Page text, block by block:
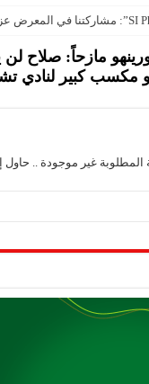
مازحاً: صلاح
مكسب كبير لنادي
المطلوبة غير موجودة ..